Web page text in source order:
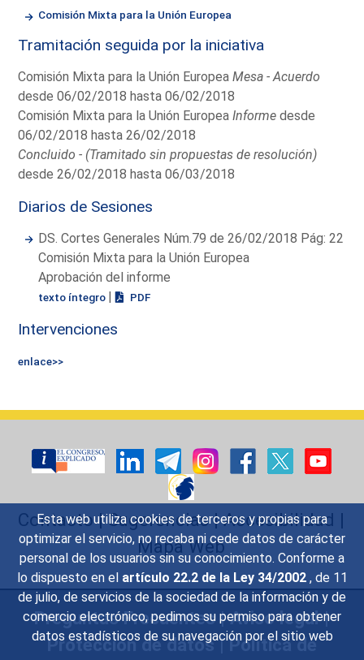
Esta web utiliza cookies de terceros y propias para
optimizar el servicio, no recaba ni cede datos de carácter
personal de los usuarios sin su conocimiento. Conforme a
lo dispuesto en el artículo 22.2 de la Ley 34/2002 , de 11
de julio, de servicios de la sociedad de la información y de
comercio electrónico, pedimos su permiso para obtener
datos estadísticos de su navegación por el sitio web
Comisión Mixta para la Unión Europea
Tramitación seguida por la iniciativa
Comisión Mixta para la Unión EuropeaMesa - Acuerdo
desde 06/02/2018 hasta 06/02/2018
Comisión Mixta para la Unión EuropeaInforme desde
06/02/2018 hasta 26/02/2018
Concluido - (Tramitado sin propuestas de resolución)
desde 26/02/2018 hasta 06/03/2018
Diarios de Sesiones
DS. Cortes Generales Núm.79 de 26/02/2018 Pág: 22
Comisión Mixta para la Unión Europea
Aprobación del informe
texto íntegro | PDF
Intervenciones
enlace>>
Contacto|Sugerencias|Accesibilidad |
Mapa Web
Preguntas Frecuentes|Aviso legal|
Protección de datos|Política de